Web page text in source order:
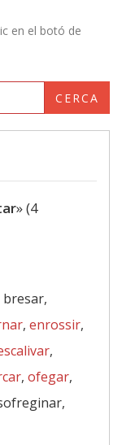
en el botó de
CERCA
» (4
, enrossir,
,
, ofegar,